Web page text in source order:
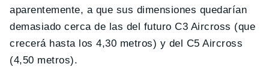
aparentemente, a que sus dimensiones quedarían
demasiado cerca de las del futuro C3 Aircross (que
crecerá hasta los 4,30 metros) y del C5 Aircross
(4,50 metros).